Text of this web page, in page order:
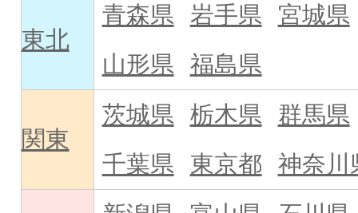
東北
青森県 岩手県
宮城県
山形県 福島県
関東
茨城県 栃木県
群馬県
千葉県
東京都 神奈川